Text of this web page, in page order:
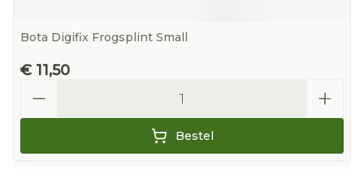
Bota Digifix Frogsplint Small
€ 11,50
Bestel